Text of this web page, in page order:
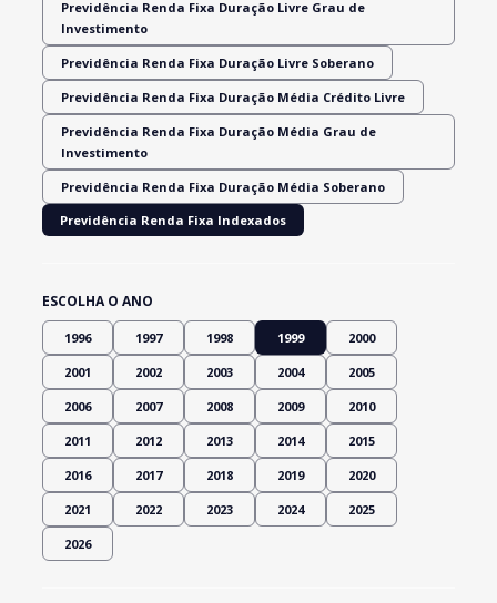
Previdência Renda Fixa Duração Livre Grau de
Investimento
Previdência Renda Fixa Duração Livre Soberano
Previdência Renda Fixa Duração Média Crédito Livre
Previdência Renda Fixa Duração Média Grau de
Investimento
Previdência Renda Fixa Duração Média Soberano
Previdência Renda Fixa Indexados
ESCOLHA O ANO
1996 1997 1998 1999 2000
2001 2002 2003 2004 2005
2006 2007 2008 2009 2010
2011 2012 2013 2014 2015
2016 2017 2018 2019 2020
2021 2022 2023 2024 2025
2026